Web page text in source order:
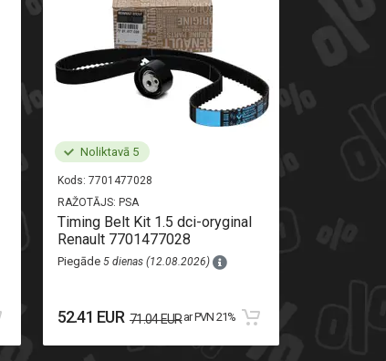
Noliktavā 5
Kods: 7701477028
RAŽOTĀJS: PSA
Timing Belt Kit 1.5 dci-oryginal
Renault 7701477028
Piegāde 5 dienas (12.08.2026)
52.41 EUR 71.04 EURar PVN 21%
Rear